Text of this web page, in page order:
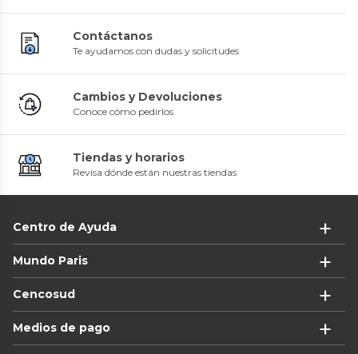
Contáctanos
Te ayudamos con dudas y solicitudes
Cambios y Devoluciones
Conoce cómo pedirlos
Tiendas y horarios
Revisa dónde están nuestras tiendas
Centro de Ayuda
Mundo Paris
Cencosud
Medios de pago